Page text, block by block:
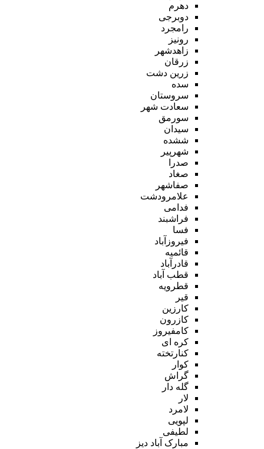
دهرم
دوبرجی
رامجرد
رونیز
زاهدشهر
زرقان
زرین دشت
سده
سروستان
سعادت شهر
سورمق
سیدان
ششده
شهرپیر
صدرا
صغاد
صفاشهر
علامرودشت
فدامی
فراشبند
فسا
فیروزآباد
قائمیه
قادرآباد
قطب آباد
قطرویه
قیر
کارزین
کازرون
کامفیروز
کره ای
کنارتخته
کوار
گراش
گله دار
لار
لامرد
لپویی
لطیفی
مبارک آباد دیز